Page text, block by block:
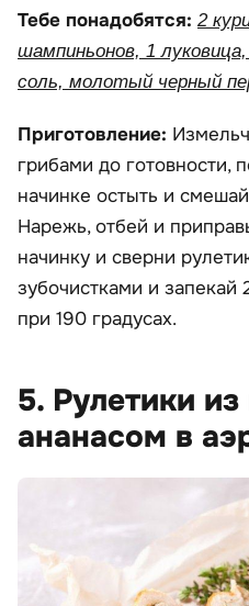
Тебе понадобятся: 2
шампиньонов, 1
соль, молотый черный
Приготовление:
грибами до готовности,
начинке остыть и
Нарежь, отбей и
начинку и сверни
зубочистками и запекай
при 190 градусах.
5. Рулетики
ананасом в